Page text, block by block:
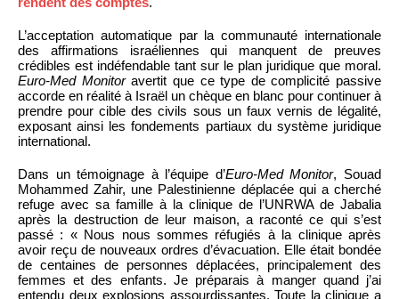
L’acceptation automatique par la communauté internationale
des affirmations israéliennes qui manquent de preuves
crédibles est indéfendable tant sur le plan juridique que moral.
Euro-Med Monitoravertit que ce type de complicité passive
accorde en réalité à Israël un chèque en blanc pour continuer à
prendre pour cible des civils sous un faux vernis de légalité,
exposant ainsi les fondements partiaux du système juridique
international.
Dans un témoignage à l’équipe d’Euro-Med Monitor, Souad
Mohammed Zahir, une Palestinienne déplacée qui a cherché
refuge avec sa famille à la clinique de l’UNRWA de Jabalia
après la destruction de leur maison, a raconté ce qui s’est
passé : « Nous nous sommes réfugiés à la clinique après
avoir reçu de nouveaux ordres d’évacuation. Elle était bondée
de centaines de personnes déplacées, principalement des
femmes et des enfants. Je préparais à manger quand j’ai
entendu deux explosions assourdissantes. Toute la clinique a